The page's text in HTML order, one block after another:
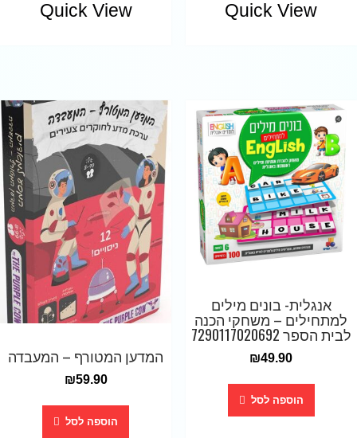
Quick View
Quick View
אנגלית- בונים מילים
למתחילים – משחקי הכנה
לבית הספר 7290117020692
₪49.90
הוספה לסל
המדען המטורף – המעבדה
₪59.90
הוספה לסל